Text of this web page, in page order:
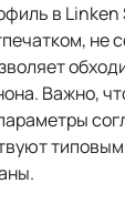
в Linken
не
Важно,